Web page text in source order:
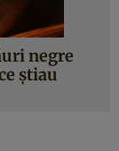
negre
știau